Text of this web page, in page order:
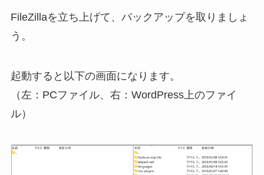
FileZillaを立ち上げて、バックアップを取りましょ
う。
起動すると以下の画面になります。
（左：PCファイル、右：WordPress上のファイ
ル）